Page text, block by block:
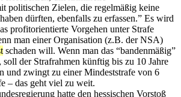
politischen Zielen, die regelmäßig keine
dürften, ebenfalls zu erfassen.” Es wird
profitorientierte Vorgehen unter Strafe
man einer Organisation (z.B. der NSA)
schaden will. Wenn man das “bandenmäßig”
der Strafrahmen künftig bis zu 10 Jahre
und zwingt zu einer Mindeststrafe von 6
– das geht viel zu weit.
hatte den hessischen Vorstoß